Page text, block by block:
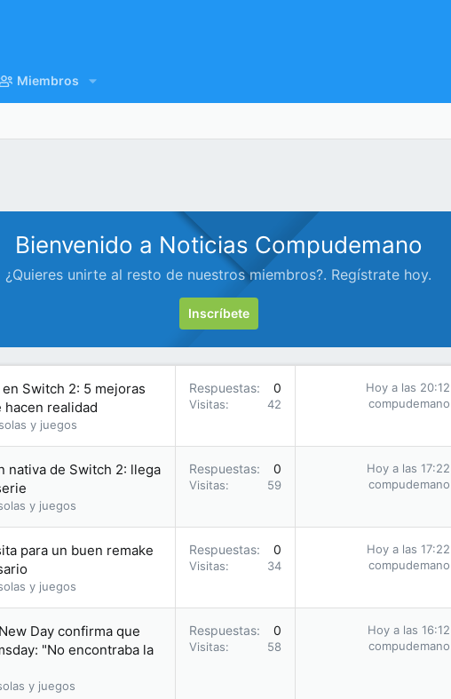
Miembros
Bienvenido a Noticias Compudemano
¿Quieres unirte al resto de nuestros miembros?. Regístrate hoy.
Inscríbete
Switch 2: 5 mejoras
realidad
y juegos
Respuestas 0
Visitas 42
Hoy a las 20:12
compudemano
nativa de Switch 2: llega
y juegos
Respuestas 0
Visitas 59
Hoy a las 17:22
compudemano
para un buen remake
y juegos
Respuestas 0
Visitas 34
Hoy a las 17:22
compudemano
Day confirma que
"No encontraba la
y juegos
Respuestas 0
Visitas 58
Hoy a las 16:12
compudemano